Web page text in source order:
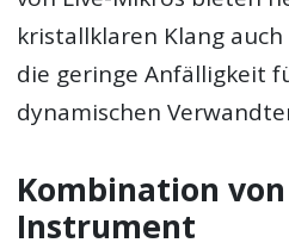
kristallklaren Klang
die geringe Anfälligkeit
dynamischen
Kombination
Instrument